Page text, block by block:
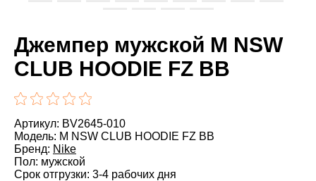
Джемпер мужской M NSW
CLUB HOODIE FZ BB
Артикул: BV2645-010
Модель: M NSW CLUB HOODIE FZ BB
Бренд: Nike
Пол: мужской
Срок отгрузки: 3-4 рабочих дня